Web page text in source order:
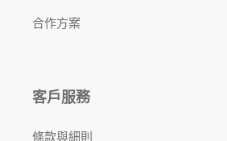
合作方案
客戶服務
條款與細則